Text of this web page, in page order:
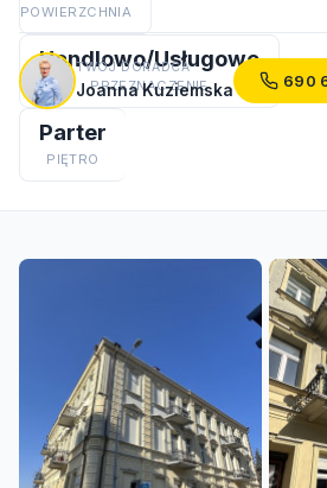
POWIERZCHNIA
Handlowo/Usługowe
PRZEZNACZENIE
Parter
PIĘTRO
TWÓJ DORADCA
Joanna Kuziemska 690